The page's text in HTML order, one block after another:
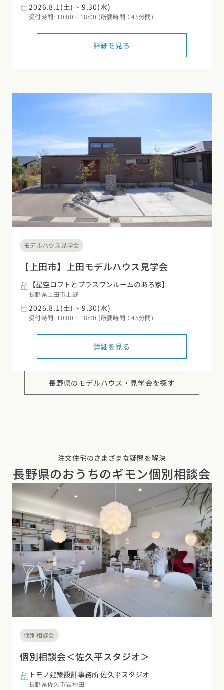
2026.8.1(土) ~ 9.30(水)
受付時間: 10:00 ~ 18:00 (所要時間：45分間)
詳細を見る
モデルハウス見学会
【上田市】上田モデルハウス見学会
【星空ロフトとプラスワンルームのある家】
長野県上田市上野
2026.8.1(土) ~ 9.30(水)
受付時間: 10:00 ~ 18:00 (所要時間：45分間)
詳細を見る
長野県のモデルハウス・見学会を探す
注文住宅のさまざまな疑問を解決
長野県のおうちのギモン個別相談会
個別相談会
個別相談会＜佐久平スタジオ＞
トモノ建築設計事務所 佐久平スタジオ
長野県佐久市岩村田